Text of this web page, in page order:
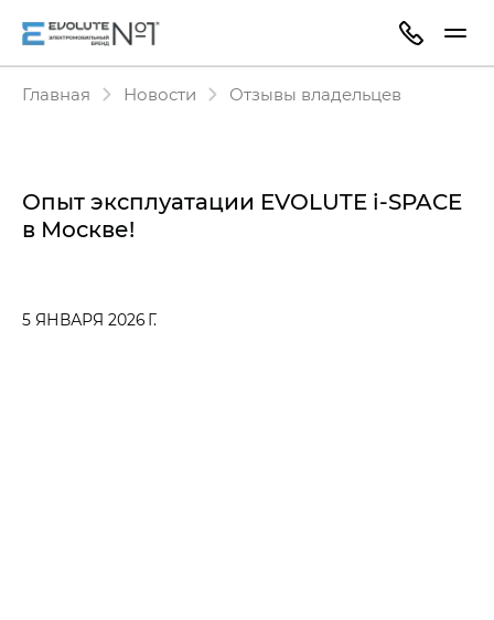
Главная Новости Отзывы владельцев
Опыт эксплуатации EVOLUTE i‑SPACE
в Москве!
5 ЯНВАРЯ 2026 Г.